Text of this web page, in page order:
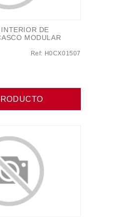
DE
MODULAR
Ref: H0CX01507